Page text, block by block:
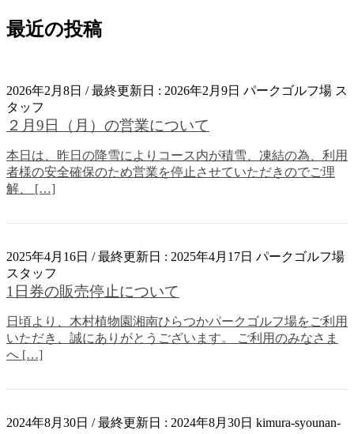
最近の投稿
2026年2月8日 / 最終更新日 : 2026年2月9日 パークゴルフ場 ス
タッフ
２月9日（月）の営業について
本日は、昨日の降雪によりコース内が積雪、凍結の為、利用
者様の安全確保のため営業を停止させていただきのでご理
解、 […]
2025年4月16日 / 最終更新日 : 2025年4月17日 パークゴルフ場
スタッフ
1日券の販売停止について
日頃より、木村植物園湘南ひらつかパークゴルフ場をご利用
いただき、誠にありがとうございます。 ご利用のみなさま
へ […]
2024年8月30日 / 最終更新日 : 2024年8月30日 kimura-syounan-